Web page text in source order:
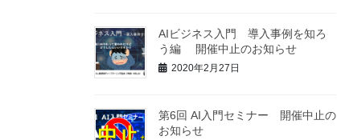
AIビジネス入門 導入事例を知ろ
う編 開催中止のお知らせ
2020年2月27日
第6回 AI入門セミナー 開催中止の
お知らせ